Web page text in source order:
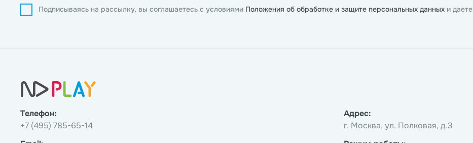
Подписываясь на рассылку, вы соглашаетесь с условиями Положения об обработке и защите персональных данных и даете
Телефон:
+7 (495) 785-65-14
Адрес:
г. Москва, ул. Полковая, д.3